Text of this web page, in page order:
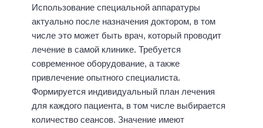
Использование специальной аппаратуры
актуально после назначения доктором, в том
числе это может быть врач, который проводит
лечение в самой клинике. Требуется
современное оборудование, а также
привлечение опытного специалиста.
Формируется индивидуальный план лечения
для каждого пациента, в том числе выбирается
количество сеансов. Значение имеют